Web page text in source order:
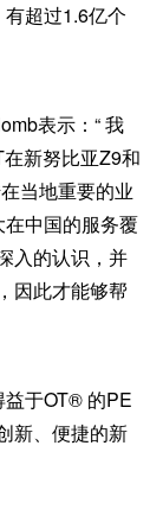
超过1.6亿个
表示：“ 我
新努比亚Z9和
当地重要的业
中国的服务覆
入的认识，并
因此才能够帮
于OT® 的PE
新、便捷的新